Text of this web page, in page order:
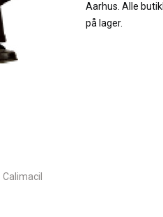
Aarhus. Alle
på lager.
Calimacil